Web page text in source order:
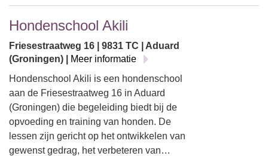
Hondenschool Akili
Friesestraatweg 16 | 9831 TC | Aduard
(Groningen) |
Meer informatie
Hondenschool Akili is een hondenschool
aan de Friesestraatweg 16 in Aduard
(Groningen) die begeleiding biedt bij de
opvoeding en training van honden. De
lessen zijn gericht op het ontwikkelen van
gewenst gedrag, het verbeteren van…